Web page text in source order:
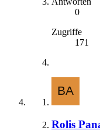
0
Zugriffe
171
Rolis